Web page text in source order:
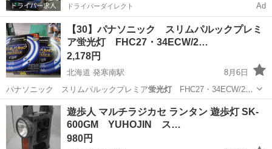
ドライバーダイレクト Ad
【30】パナソニック スリムパルックプレミ
ア蛍光灯 FHC27・34ECW/2…
2,178円
北海道 発寒南駅
8月6日
パナソニック スリムパルックプレミア蛍光灯FHC27・34ECW/2
クール色…
北海道 札幌市 発寒南駅 蛍光灯
遊歩人 マルチラジカセ ランタン 遊歩灯 SK-
600GM YUHOJIN ス…
980円